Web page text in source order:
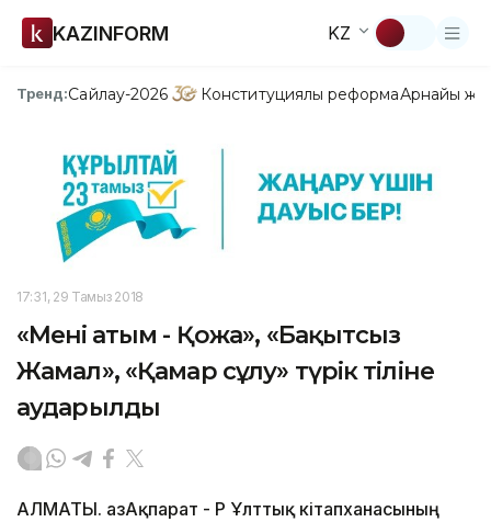
KAZINFORM KZ
Тренд:Сайлау-2026 Конституциялық реформаАрнайы
17:31, 29 Тамыз 2018
«Менің атым - Қожа», «Бақытсыз
Жамал», «Қамар сұлу» түрік тіліне
аударылды
АЛМАТЫ. ҚазАқпарат - ҚР Ұлттық кітапханасының